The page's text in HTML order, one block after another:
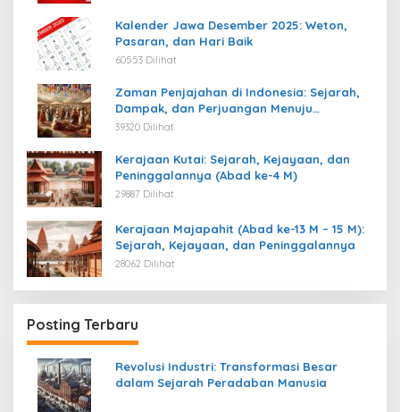
Kalender Jawa Desember 2025: Weton,
Pasaran, dan Hari Baik
60553 Dilihat
Zaman Penjajahan di Indonesia: Sejarah,
Dampak, dan Perjuangan Menuju
Kemerdekaan
39320 Dilihat
Kerajaan Kutai: Sejarah, Kejayaan, dan
Peninggalannya (Abad ke-4 M)
29887 Dilihat
Kerajaan Majapahit (Abad ke-13 M – 15 M):
Sejarah, Kejayaan, dan Peninggalannya
28062 Dilihat
Posting Terbaru
Revolusi Industri: Transformasi Besar
dalam Sejarah Peradaban Manusia